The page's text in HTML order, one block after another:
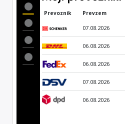
Prevoznik Prevzem
07.08.2026
06.08.2026
06.08.2026
07.08.2026
06.08.2026